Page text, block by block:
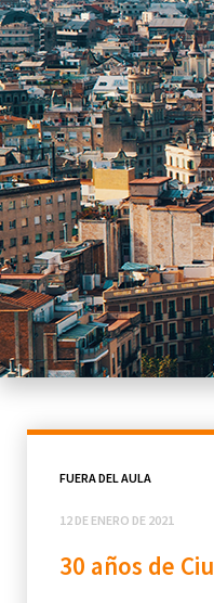
FUERA DEL AULA
12 DE ENERO DE 2021
30 años de